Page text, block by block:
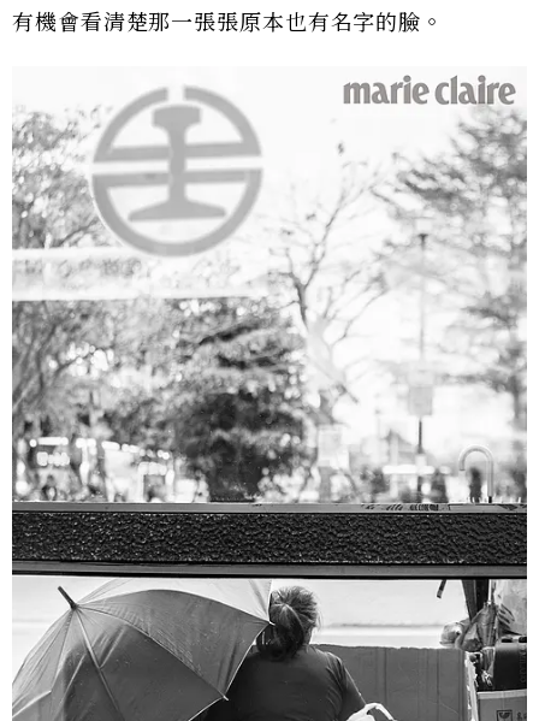
有機會看清楚那一張張原本也有名字的臉。